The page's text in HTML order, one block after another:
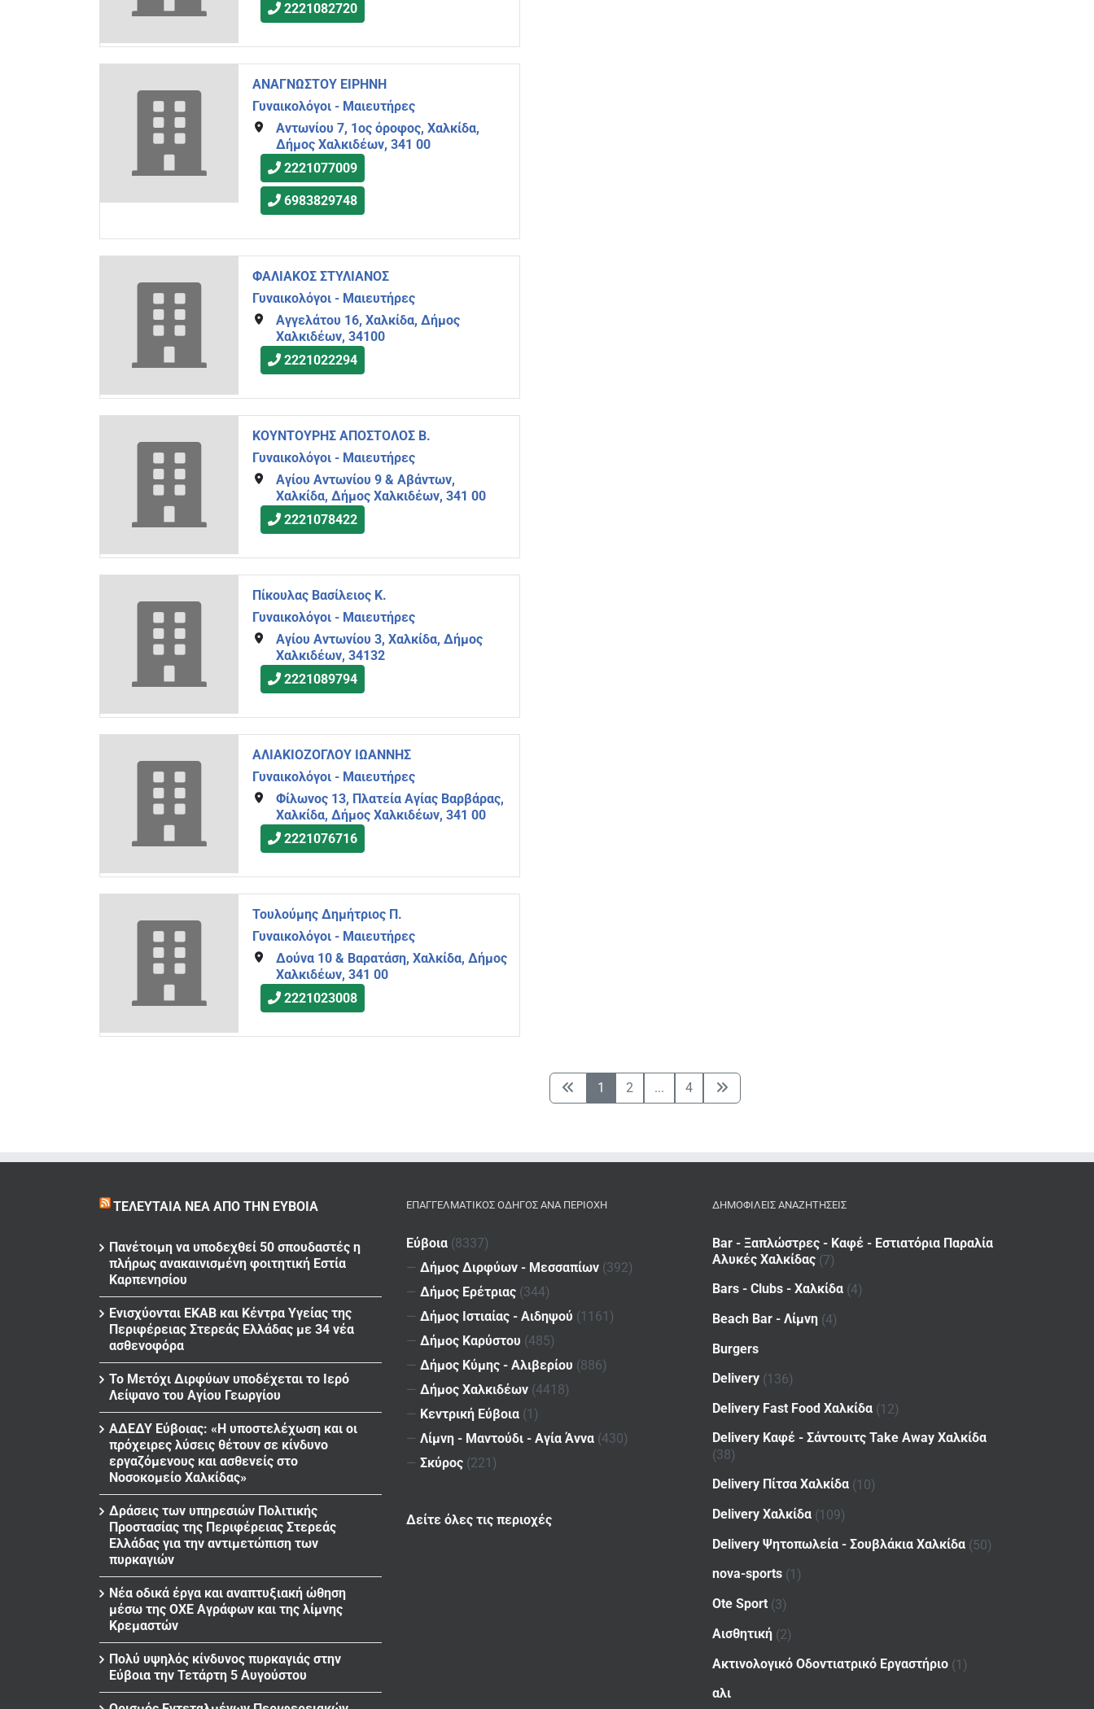
2221082720
ΑΝΑΓΝΩΣΤΟΥ ΕΙΡΗΝΗ
Γυναικολόγοι - Μαιευτήρες
Αντωνίου 7, 1ος όροφος, Χαλκίδα,
Δήμος Χαλκιδέων, 341 00
2221077009
6983829748
ΦΑΛΙΑΚΟΣ ΣΤΥΛΙΑΝΟΣ
Γυναικολόγοι - Μαιευτήρες
Αγγελάτου 16, Χαλκίδα, Δήμος
Χαλκιδέων, 34100
2221022294
ΚΟΥΝΤΟΥΡΗΣ ΑΠΟΣΤΟΛΟΣ Β.
Γυναικολόγοι - Μαιευτήρες
Αγίου Αντωνίου 9 & Αβάντων,
Χαλκίδα, Δήμος Χαλκιδέων, 341 00
2221078422
Πίκουλας Βασίλειος Κ.
Γυναικολόγοι - Μαιευτήρες
Αγίου Αντωνίου 3, Χαλκίδα, Δήμος
Χαλκιδέων, 34132
2221089794
ΑΛΙΑΚΙΟΖΟΓΛΟΥ ΙΩΑΝΝΗΣ
Γυναικολόγοι - Μαιευτήρες
Φίλωνος 13, Πλατεία Αγίας Βαρβάρας,
Χαλκίδα, Δήμος Χαλκιδέων, 341 00
2221076716
Τουλούμης Δημήτριος Π.
Γυναικολόγοι - Μαιευτήρες
Δούνα 10 & Βαρατάση, Χαλκίδα, Δήμος
Χαλκιδέων, 341 00
2221023008
1 2 ... 4
ΤΕΛΕΥΤΑΊΑ ΝΈΑ ΑΠΌ ΤΗΝ ΕΎΒΟΙΑ
Πανέτοιμη να υποδεχθεί 50 σπουδαστές η
πλήρως ανακαινισμένη φοιτητική Εστία
Καρπενησίου
Ενισχύονται ΕΚΑΒ και Κέντρα Υγείας της
Περιφέρειας Στερεάς Ελλάδας με 34 νέα
ασθενοφόρα
Το Μετόχι Διρφύων υποδέχεται το Ιερό
Λείψανο του Αγίου Γεωργίου
ΑΔΕΔΥ Εύβοιας: «Η υποστελέχωση και οι
πρόχειρες λύσεις θέτουν σε κίνδυνο
εργαζόμενους και ασθενείς στο
Νοσοκομείο Χαλκίδας»
Δράσεις των υπηρεσιών Πολιτικής
Προστασίας της Περιφέρειας Στερεάς
Ελλάδας για την αντιμετώπιση των
πυρκαγιών
Νέα οδικά έργα και αναπτυξιακή ώθηση
μέσω της ΟΧΕ Αγράφων και της λίμνης
Κρεμαστών
Πολύ υψηλός κίνδυνος πυρκαγιάς στην
Εύβοια την Τετάρτη 5 Αυγούστου
ΕΠΑΓΓΕΛΜΑΤΙΚΌΣ ΟΔΗΓΌΣ ΑΝΆ ΠΕΡΙΟΧΉ
Εύβοια (8337)
— Δήμος Διρφύων - Μεσσαπίων (392)
— Δήμος Ερέτριας (344)
— Δήμος Ιστιαίας - Αιδηψού (1161)
— Δήμος Καρύστου (485)
— Δήμος Κύμης - Αλιβερίου (886)
— Δήμος Χαλκιδέων (4418)
— Κεντρική Εύβοια (1)
— Λίμνη - Μαντούδι - Αγία Άννα (430)
— Σκύρος (221)
Δείτε όλες τις περιοχές
ΔΗΜΟΦΙΛΕΙΣ ΑΝΑΖΗΤΗΣΕΙΣ
Bar - Ξαπλώστρες - Καφέ - Εστιατόρια Παραλία
Αλυκές Χαλκίδας (7)
Bars - Clubs - Χαλκίδα (4)
Beach Bar - Λίμνη (4)
Burgers
Delivery (136)
Delivery Fast Food Χαλκίδα (12)
Delivery Καφέ - Σάντουιτς Take Away Χαλκίδα
(38)
Delivery Πίτσα Χαλκίδα (10)
Delivery Χαλκίδα (109)
Delivery Ψητοπωλεία - Σουβλάκια Χαλκίδα (50)
nova-sports (1)
Ote Sport (3)
Αισθητική (2)
Ακτινολογικό Οδοντιατρικό Εργαστήριο (1)
αλι